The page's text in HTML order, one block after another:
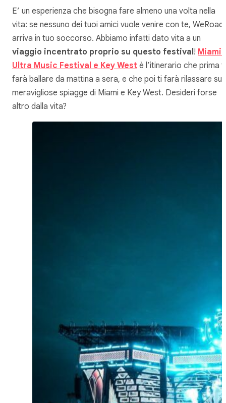
E’ un esperienza che bisogna fare almeno una volta nella
vita: se nessuno dei tuoi amici vuole venire con te, WeRoad
arriva in tuo soccorso. Abbiamo infatti dato vita a un
viaggio incentrato proprio su questo festival ! Miami:
Ultra Music Festival e Key West è l’itinerario che prima ti
farà ballare da mattina a sera, e che poi ti farà rilassare
meravigliose spiagge di Miami e Key West. Desideri forse
altro dalla vita?